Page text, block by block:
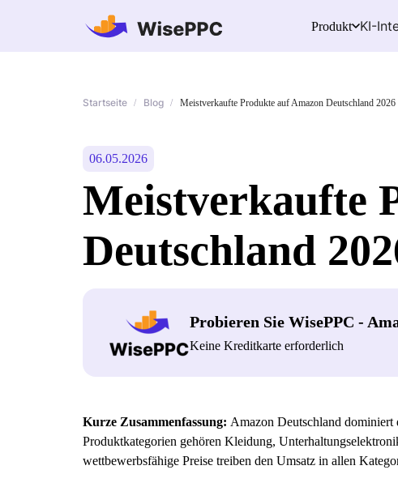
Produkt KI-
Startseite / Blog / Meistverkaufte Produkte auf Amazon Deutschland 2026
06.05.2026
Meistverkaufte
Deutschland
Probieren Sie WisePPC -
Keine Kreditkarte erforderlich
Kurze Zusammenfassung: Amazon Deutschland dominiert
Produktkategorien gehören Kleidung,
wettbewerbsfähige Preise treiben den Umsatz in allen